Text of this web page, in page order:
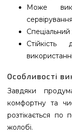
Може
використанні
Особливості
Завдяки
комфортну та
розтікається по
жолобі.